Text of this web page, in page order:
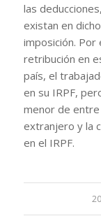
las
existan en
imposición. Por
retribución en
país, el
en su IRPF,
menor de
extranjero y la
en el IRPF.